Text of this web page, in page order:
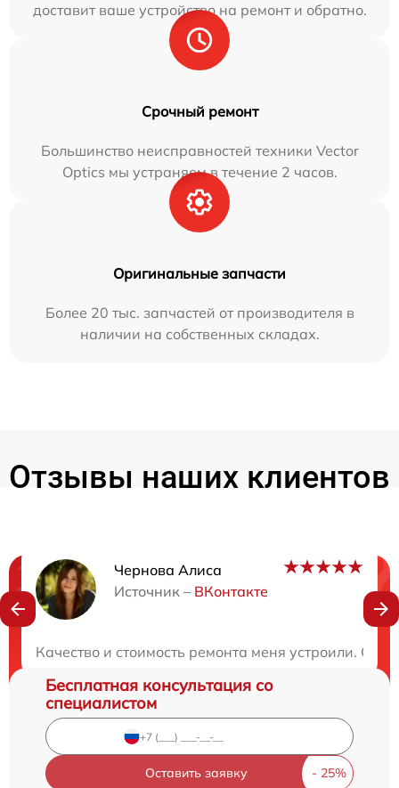
доставит ваше устройство на ремонт и обратно.
Срочный ремонт
Большинство неисправностей техники Vector
Optics мы устраняем в течение 2 часов.
Оригинальные запчасти
Более 20 тыс. запчастей от производителя в
наличии на собственных складах.
Отзывы наших клиентов
Чернова Алиса
Источник – ВКонтакте
Качество и стоимость ремонта меня устроили.
Нужна консультация?
Бесплатная консультация со
специалистом
Оставить заявку